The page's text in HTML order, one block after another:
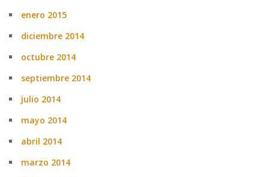
enero 2015
diciembre 2014
octubre 2014
septiembre 2014
julio 2014
mayo 2014
abril 2014
marzo 2014